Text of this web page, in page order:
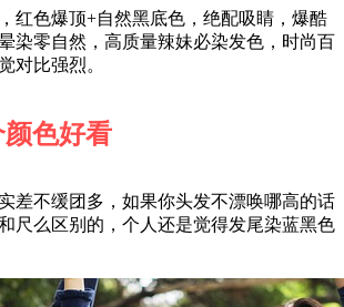
红色爆顶+自然黑底色，绝配吸睛，爆酷
染零自然，高质量辣妹必染发色，时尚百
对比强烈。
色好看
差不缓团多，如果你头发不漂唤哪高的话
尺么区别的，个人还是觉得发尾染蓝黑色